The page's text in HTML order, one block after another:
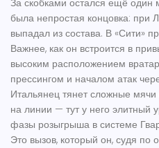
За скобками остался ещё
была непростая концовка: при
выпадал из состава. В «Сити»
Важнее, как он встроится в
высоким расположением
прессингом и началом атак
Итальянец тянет сложные мячи
на линии — тут у него элитный
фазы розыгрыша в системе
Это вызов, который он, судя по